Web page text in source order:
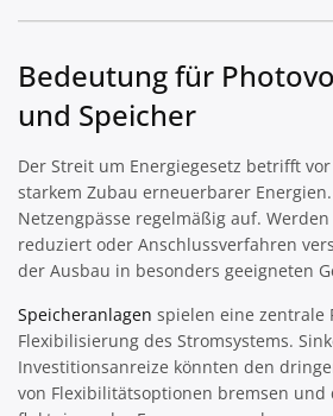
Bedeutung für
und Speicher
Der Streit um Energiegesetz betrifft
starkem Zubau erneuerbarer
Netzengpässe regelmäßig auf.
reduziert oder Anschlussverfahren
der Ausbau in besonders geeigneten
Speicheranlagen spielen eine zentrale
Flexibilisierung des Stromsystems.
Investitionsanreize könnten den
von Flexibilitätsoptionen bremsen